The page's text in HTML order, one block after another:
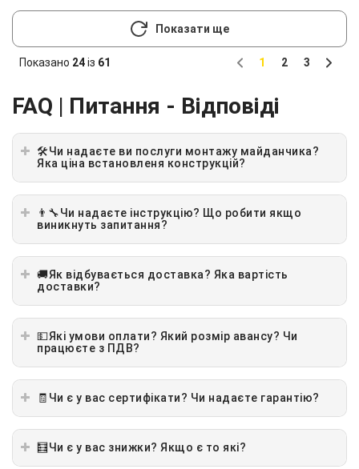
Показати ще
Показано 24із 61
1 2
3
FAQ | Питання - Відповіді
🛠Чи надаєте ви послуги монтажу майданчика?
Яка ціна встановленя конструкцій?
👨‍🔧Чи надаєте інструкцію? Що робити якщо
виникнуть запитання?
🚚Як відбувається доставка? Яка вартість
доставки?
💵Які умови оплати? Який розмір авансу? Чи
працюєте з ПДВ?
🧾Чи є у вас сертифікати? Чи надаєте гарантію?
🧮Чи є у вас знижки? Якщо є то які?